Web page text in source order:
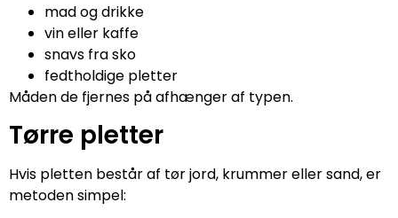
mad og drikke
vin eller kaffe
snavs fra sko
fedtholdige pletter
Måden de fjernes på afhænger af typen.
Tørre pletter
Hvis pletten består af tør jord, krummer eller sand, er
metoden simpel: